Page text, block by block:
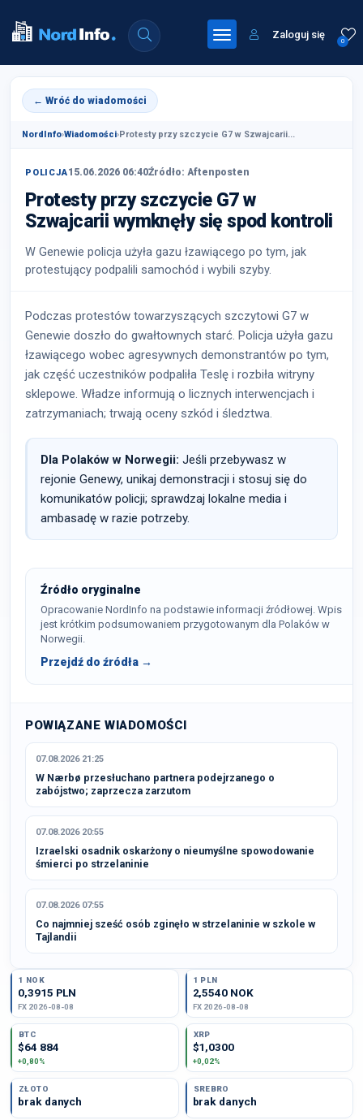
0
Zaloguj się
← Wróć do wiadomości
NordInfo›Wiadomości›Protesty przy szczycie G7 w Szwajcarii...
POLICJA15.06.2026 06:40Źródło: Aftenposten
Protesty przy szczycie G7 w
Szwajcarii wymknęły się spod kontroli
W Genewie policja użyła gazu łzawiącego po tym, jak
protestujący podpalili samochód i wybili szyby.
Podczas protestów towarzyszących szczytowi G7 w
Genewie doszło do gwałtownych starć. Policja użyła gazu
łzawiącego wobec agresywnych demonstrantów po tym,
jak część uczestników podpaliła Teslę i rozbiła witryny
sklepowe. Władze informują o licznych interwencjach i
zatrzymaniach; trwają oceny szkód i śledztwa.
Dla Polaków w Norwegii: Jeśli przebywasz w
rejonie Genewy, unikaj demonstracji i stosuj się do
komunikatów policji; sprawdzaj lokalne media i
ambasadę w razie potrzeby.
Źródło oryginalne
Opracowanie NordInfo na podstawie informacji źródłowej. Wpis
jest krótkim podsumowaniem przygotowanym dla Polaków w
Norwegii.
Przejdź do źródła →
POWIĄZANE WIADOMOŚCI
07.08.2026 21:25
W Nærbø przesłuchano partnera podejrzanego o
zabójstwo; zaprzecza zarzutom
07.08.2026 20:55
Izraelski osadnik oskarżony o nieumyślne spowodowanie
śmierci po strzelaninie
07.08.2026 07:55
Co najmniej sześć osób zginęło w strzelaninie w szkole w
Tajlandii
1 NOK
0,3915 PLN
FX 2026-08-08
1 PLN
2,5540 NOK
FX 2026-08-08
BTC
$64 884
+0,80%
XRP
$1,0300
+0,02%
ZŁOTO
brak danych
SREBRO
brak danych